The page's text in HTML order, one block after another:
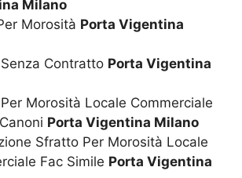
Milano
Morosità Porta Vigentina
Contratto Porta Vigentina
Morosità Locale Commerciale
Porta Vigentina Milano
Sfratto Per Morosità Locale
Fac Simile Porta Vigentina